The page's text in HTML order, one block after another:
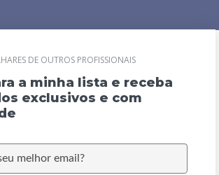
DE OUTROS PROFISSIONAIS
a minha lista e receba
exclusivos e com